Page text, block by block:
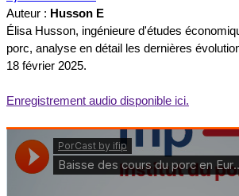
Auteur : Husson E
Élisa Husson, ingénieure d'études
porc, analyse en détail les dernières
18 février 2025.
Enregistrement audio disponible ici.